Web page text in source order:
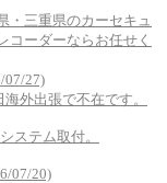
三重県のカーセキュ
コーダーならお任せく
07/27)
外出張で不在です。
ステム取付。
07/20)